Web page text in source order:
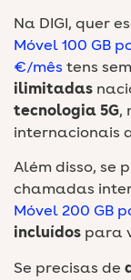
Na DIGI, quer
Móvel 100 GB
€/mês tens
ilimitadas
tecnologia 5G,
internacionais
Além disso, se
chamadas
Móvel 200 GB
incluídos para
Se precisas de